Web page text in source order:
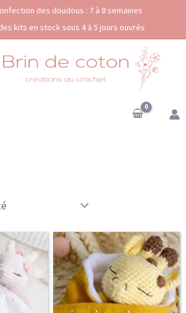
des doudous : 7 à 8 semaines
kits en stock sous 4 à 5 jours ouvrés